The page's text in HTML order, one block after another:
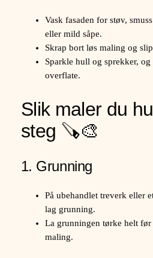
Vask fasaden for støv,
eller mild såpe.
Skrap bort løs maling og
Sparkle hull og sprekker,
overflate.
Slik maler du
steg 🪚🎨
1. Grunning
På ubehandlet treverk eller
lag grunning.
La grunningen tørke helt før
maling.